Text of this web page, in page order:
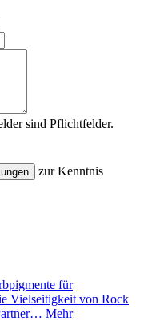
sind Pflichtfelder.
zur Kenntnis
für
Vielseitigkeit von Rock
Mehr